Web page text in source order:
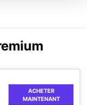
ACHETER
MAINTENANT